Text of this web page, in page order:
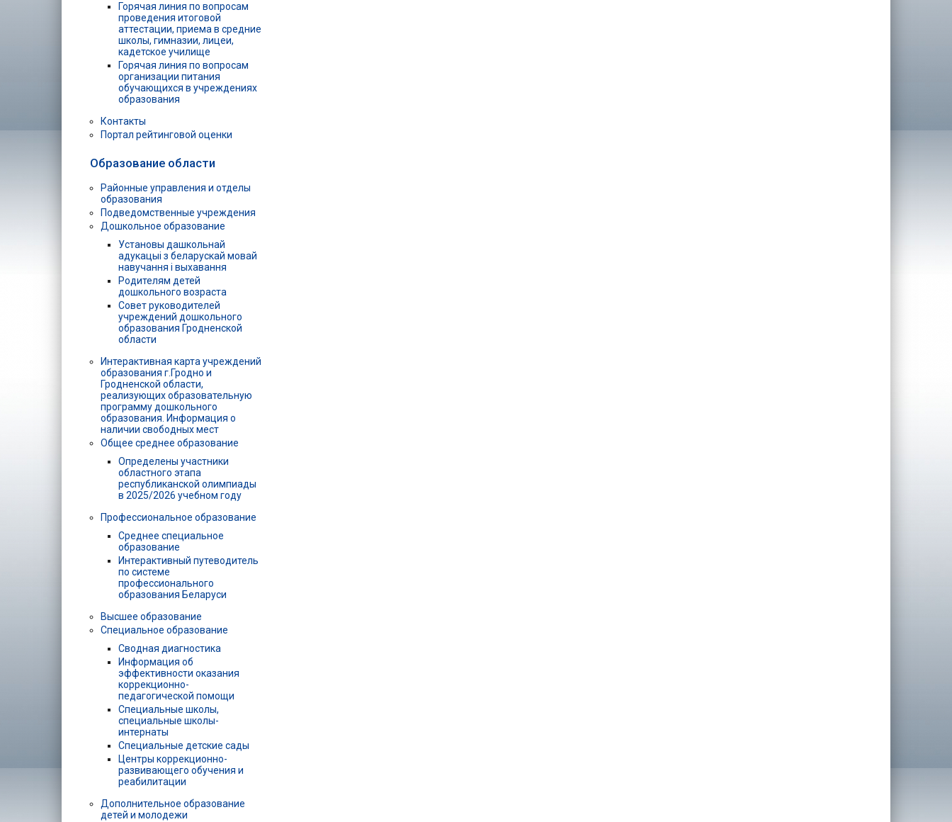
Горячая линия по вопросам
проведения итоговой
аттестации, приема в средние
школы, гимназии, лицеи,
кадетское училище
Горячая линия по вопросам
организации питания
обучающихся в учреждениях
образования
Контакты
Портал рейтинговой оценки
Образование области
Районные управления и отделы
образования
Подведомственные учреждения
Дошкольное образование
Установы дашкольнай
адукацыі з беларускай мовай
навучання і выхавання
Родителям детей
дошкольного возраста
Совет руководителей
учреждений дошкольного
образования Гродненской
области
Интерактивная карта учреждений
образования г.Гродно и
Гродненской области,
реализующих образовательную
программу дошкольного
образования. Информация о
наличии свободных мест
Общее среднее образование
Определены участники
областного этапа
республиканской олимпиады
в 2025/2026 учебном году
Профессиональное образование
Среднее специальное
образование
Интерактивный путеводитель
по системе
профессионального
образования Беларуси
Высшее образование
Специальное образование
Сводная диагностика
Информация об
эффективности оказания
коррекционно-
педагогической помощи
Специальные школы,
специальные школы-
интернаты
Специальные детские сады
Центры коррекционно-
развивающего обучения и
реабилитации
Дополнительное образование
детей и молодежи